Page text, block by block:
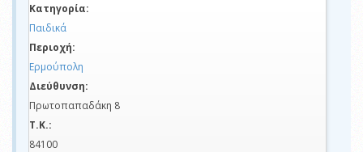
Κατηγορία:
Παιδικά
Περιοχή:
Ερμούπολη
Διεύθυνση:
Πρωτοπαπαδάκη 8
Τ.Κ.:
84100